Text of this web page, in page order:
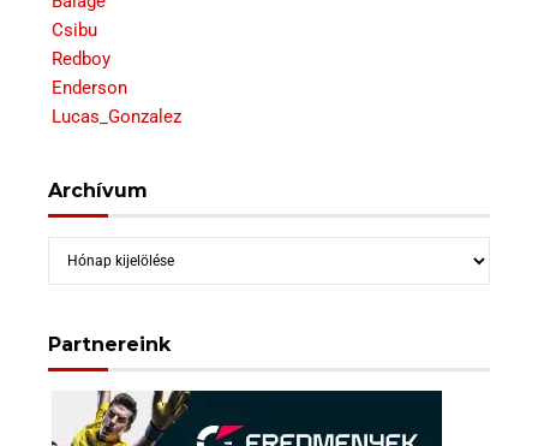
Csibu
Redboy
Enderson
Lucas_Gonzalez
Archívum
Archívum
Partnereink